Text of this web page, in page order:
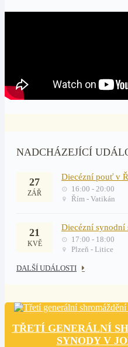
NADCHÁZEJÍCÍ
27
ZÁŘ
Diecézní pouť v
16:00 - 20:00
Řím - Vatikán
21
KVĚ
Diecézní synodní
17:00 - 18:00
Plzeň - Litice
DALŠÍ UDÁLOSTI
TŘETÍ GENERÁLNÍ
SYNODY V